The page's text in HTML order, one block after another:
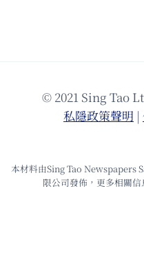
© 2021 Sing Tao
私隱政策聲明 |
本材料由Sing Tao Newspapers
限公司發佈，更多相關